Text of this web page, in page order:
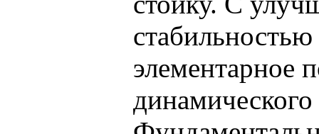
элементарное
динамического